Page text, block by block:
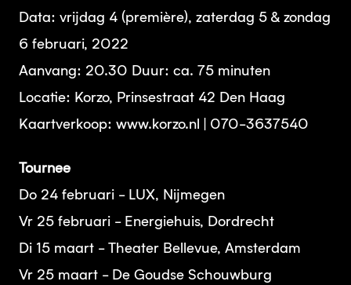
Data: vrijdag 4 (première), zaterdag 5 & zondag
6 februari, 2022
Aanvang: 20.30 Duur: ca. 75 minuten
Locatie: Korzo, Prinsestraat 42 Den Haag
Kaartverkoop: www.korzo.nl | 070-3637540
Tournee
Do 24 februari - LUX, Nijmegen
Vr 25 februari - Energiehuis, Dordrecht
Di 15 maart - Theater Bellevue, Amsterdam
Vr 25 maart - De Goudse Schouwburg